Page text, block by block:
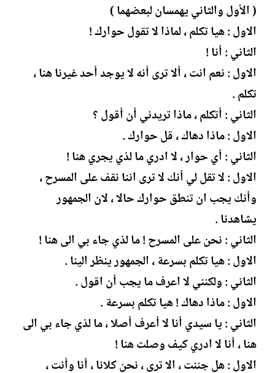
ا
ت
ي
خ
إ
ش
ء
( الأول والثاني يهمسان لبعضهما )
الاول : هيا تكلم ، لماذا لا تقول حوارك !
الثاني : أنا !
الاول : نعم انت ، ألا ترى أنه لا يوجد أحد غيرنا هنا ،
تكلم .
الثاني : أتكلم ، ماذا تريدني أن أقول ؟
الاول : ماذا دهاك ، قل حوارك .
الثاني : أي حوار ، لا ادري ما لذي يجري هنا !
الاول : لا تقل لي أنك لا ترى اننا نقف على المسرح ،
وأنك يجب ان تنطق حوارك حالا ، لان الجمهور
يشاهدنا .
الثاني : نحن على المسرح ! ما لذي جاء بي الى هنا !
الاول : هيا تكلم بسرعة ، الجمهور ينظر الينا .
الثاني : ولكنني لا اعرف ما يجب أن اقول .
الاول : ماذا دهاك ! هيا تكلم بسرعة .
الثاني : يا سيدي أنا لا أعرف أصلا ، ما لذي جاء بي الى
هنا ، أنا لا ادري كيف وصلت هنا !
الاول : هل جننت ، الا ترى ، نحن كلانا ، أنا وأنت ،